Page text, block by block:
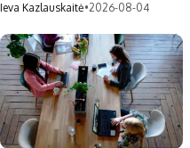
Ieva Kazlauskaitė•2026-08-04